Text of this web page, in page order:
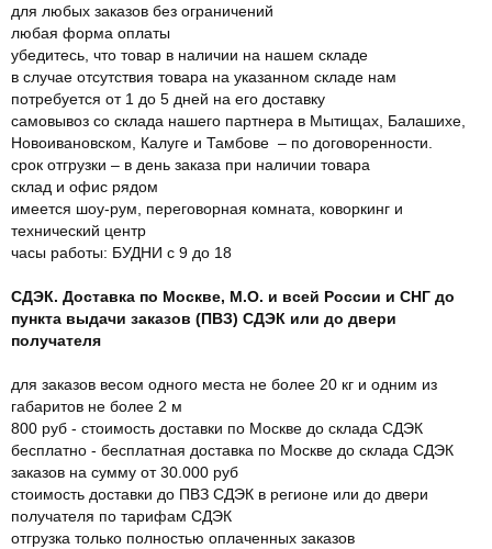
для любых заказов без ограничений
любая форма оплаты
убедитесь, что товар в наличии на нашем складе
в случае отсутствия товара на указанном складе нам
потребуется от 1 до 5 дней на его доставку
самовывоз со склада нашего партнера в Мытищах, Балашихе,
Новоивановском, Калуге и Тамбове – по договоренности.
срок отгрузки – в день заказа при наличии товара
склад и офис рядом
имеется шоу-рум, переговорная комната, коворкинг и
технический центр
часы работы: БУДНИ с 9 до 18
СДЭК. Доставка по Москве, М.О. и всей России и СНГ до
пункта выдачи заказов (ПВЗ) СДЭК или до двери
получателя
для заказов весом одного места не более 20 кг и одним из
габаритов не более 2 м
800 руб - стоимость доставки по Москве до склада СДЭК
бесплатно - бесплатная доставка по Москве до склада СДЭК
заказов на сумму от 30.000 руб
стоимость доставки до ПВЗ СДЭК в регионе или до двери
получателя по тарифам СДЭК
отгрузка только полностью оплаченных заказов